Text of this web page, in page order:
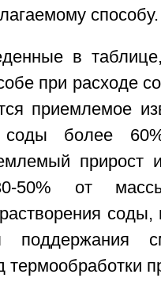
способу.
в
при расходе
приемлемое
соды более
прирост
50% от
поддержания
термообработки